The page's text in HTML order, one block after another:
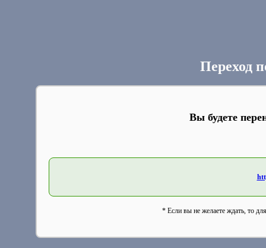
Переход
Вы будете
* Если вы не желаете ждать, то